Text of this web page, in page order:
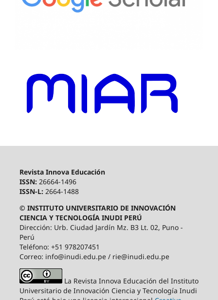
Revista Innova Educación
ISSN: 26664-1496
ISSN-L: 2664-1488
© INSTITUTO UNIVERSITARIO DE INNOVACIÓN
CIENCIA Y TECNOLOGÍA INUDI PERÚ
Dirección: Urb. Ciudad Jardín Mz. B3 Lt. 02, Puno -
Perú
Teléfono: +51 978207451
Correo: info@inudi.edu.pe / rie@inudi.edu.pe
La Revista Innova Educación del Instituto
Universitario de Innovación Ciencia y Tecnología Inudi